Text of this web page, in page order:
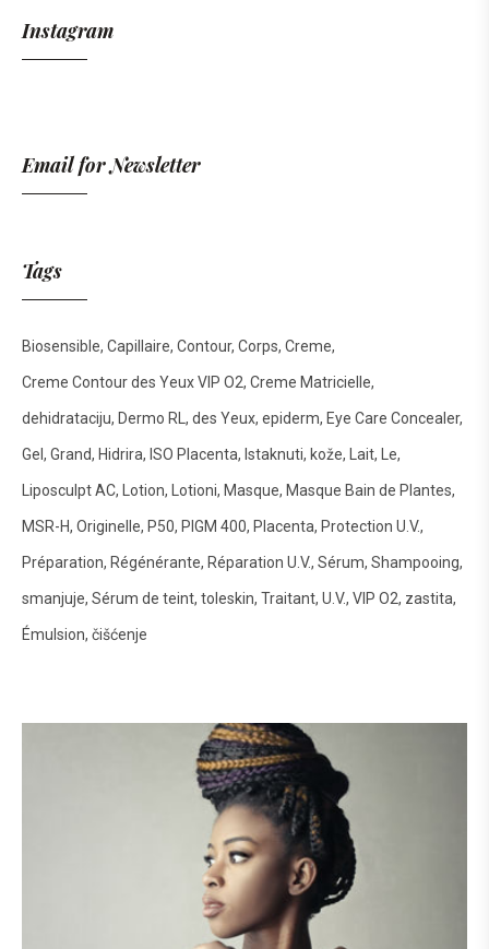
Instagram
Email for Newsletter
Tags
Biosensible Capillaire Contour Corps Creme
Creme Contour des Yeux VIP O2 Creme Matricielle
dehidrataciju Dermo RL des Yeux epiderm Eye Care Concealer
Gel Grand Hidrira ISO Placenta Istaknuti kože Lait Le
Liposculpt AC Lotion Lotioni Masque Masque Bain de Plantes
MSR-H Originelle P50 PIGM 400 Placenta Protection U.V.
Préparation Régénérante Réparation U.V. Sérum Shampooing
smanjuje Sérum de teint toleskin Traitant U.V. VIP O2 zastita
Émulsion čišćenje